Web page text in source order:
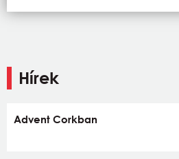
Hírek
Advent Corkban